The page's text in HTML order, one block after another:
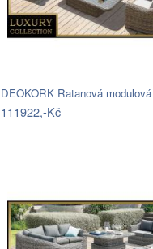
DEOKORK Ratanová
111922,-Kč